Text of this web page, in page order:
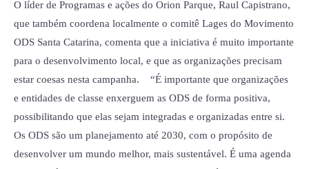
O líder de Programas e ações do Orion Parque, Raul Capistrano,
que também coordena localmente o comitê Lages do Movimento
ODS Santa Catarina, comenta que a iniciativa é muito importante
para o desenvolvimento local, e que as organizações precisam
estar coesas nesta campanha. “É importante que organizações
e entidades de classe enxerguem as ODS de forma positiva,
possibilitando que elas sejam integradas e organizadas entre si.
Os ODS são um planejamento até 2030, com o propósito de
desenvolver um mundo melhor, mais sustentável. É uma agenda